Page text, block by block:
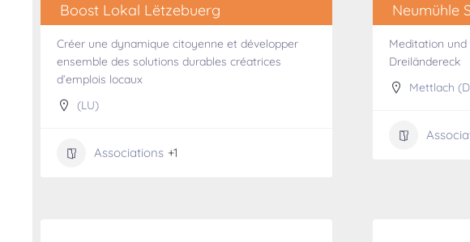
Boost Lokal Lëtzebuerg
Créer une dynamique citoyenne et développer
ensemble des solutions durables créatrices
d’emplois locaux
(LU)
Associations +1
Neumühle
Meditation
Dreiländereck
Mettlach